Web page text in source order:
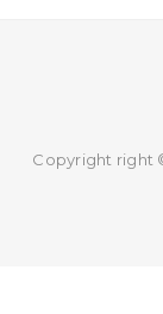
Copyright right